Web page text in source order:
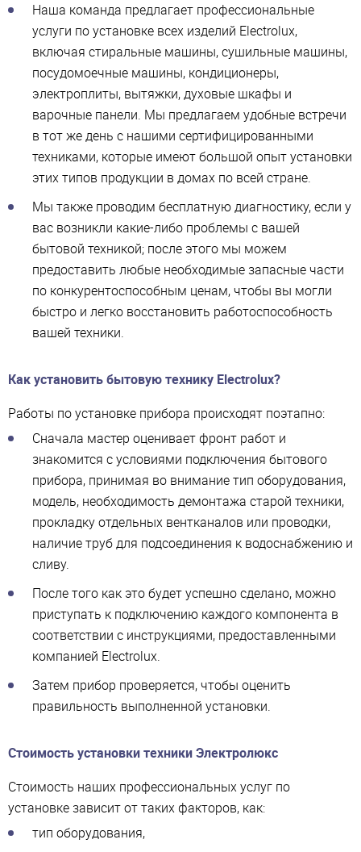
Наша команда предлагает профессиональные
услуги по установке всех изделий Electrolux,
включая стиральные машины, сушильные машины,
посудомоечные машины, кондиционеры,
электроплиты, вытяжки, духовые шкафы и
варочные панели. Мы предлагаем удобные встречи
в тот же день с нашими сертифицированными
техниками, которые имеют большой опыт установки
этих типов продукции в домах по всей стране.
Мы также проводим бесплатную диагностику, если у
вас возникли какие-либо проблемы с вашей
бытовой техникой; после этого мы можем
предоставить любые необходимые запасные части
по конкурентоспособным ценам, чтобы вы могли
быстро и легко восстановить работоспособность
вашей техники.
Как установить бытовую технику Electrolux?
Работы по установке прибора происходят поэтапно:
Сначала мастер оценивает фронт работ и
знакомится с условиями подключения бытового
прибора, принимая во внимание тип оборудования,
модель, необходимость демонтажа старой техники,
прокладку отдельных вентканалов или проводки,
наличие труб для подсоединения к водоснабжению и
сливу.
После того как это будет успешно сделано, можно
приступать к подключению каждого компонента в
соответствии с инструкциями, предоставленными
компанией Electrolux.
Затем прибор проверяется, чтобы оценить
правильность выполненной установки.
Стоимость установки техники Электролюкс
Стоимость наших профессиональных услуг по
установке зависит от таких факторов, как:
тип оборудования,